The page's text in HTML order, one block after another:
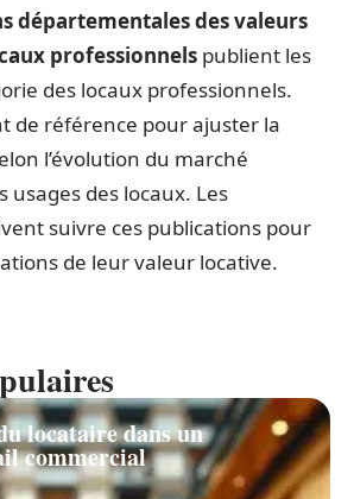
départementales des valeurs
professionnels publient les
des locaux professionnels.
de référence pour ajuster la
l’évolution du marché
usages des locaux. Les
suivre ces publications pour
de leur valeur locative.
locataire dans un
commercial